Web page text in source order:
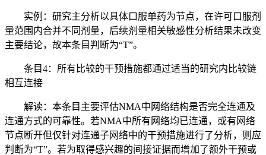
实例：研究主分析以具体口服单药为节点，在许可口服剂
量范围内合并不同剂量，后续剂量相关敏感性分析结果未改变
主要结论，故本条目判断为“T”。
条目4：所有比较的干预措施都通过适当的研究内比较链
相互连接
解读：本条目主要评估NMA中网络结构是否完全连通及
连通方式的可靠性。若NMA中所有网络均已连通，或有网络
节点断开但仅针对连通子网络中的干预措施进行了分析，则应
判断为“T”。若为取得感兴趣的间接证据而增加了额外干预或